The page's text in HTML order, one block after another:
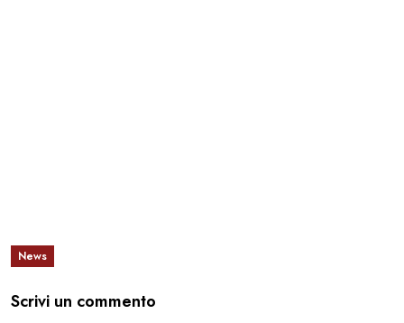
News
Scrivi un commento